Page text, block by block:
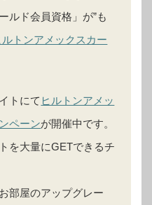
ルド会員資格」が”も
トンアメックスカー
トにて ヒルトンアメッ
ペーンが開催中です。
を大量にGETできるチ
部屋のアップグレー